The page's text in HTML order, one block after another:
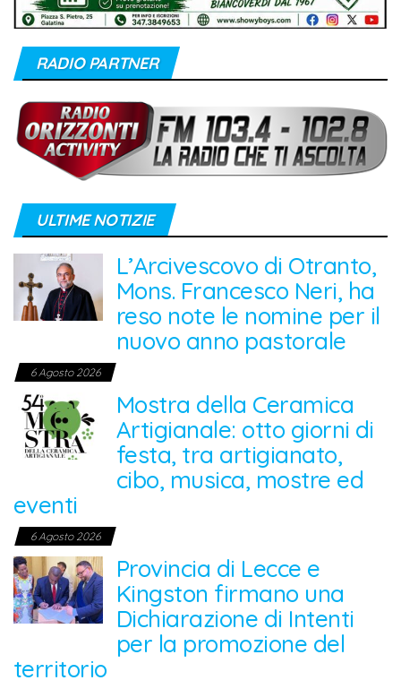
RADIO PARTNER
ULTIME NOTIZIE
L’Arcivescovo di Otranto,
Mons. Francesco Neri, ha
reso note le nomine per il
nuovo anno pastorale
6 Agosto 2026
Mostra della Ceramica
Artigianale: otto giorni di
festa, tra artigianato,
cibo, musica, mostre ed
eventi
6 Agosto 2026
Provincia di Lecce e
Kingston firmano una
Dichiarazione di Intenti
per la promozione del
territorio